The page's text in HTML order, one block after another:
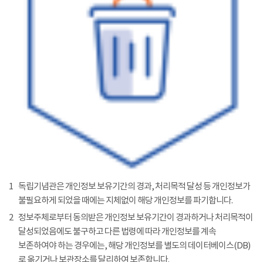
1 독립기념관은 개인정보 보유기간의 경과, 처리목적 달성 등 개인정보가
불필요하게 되었을 때에는 지체없이 해당 개인정보를 파기합니다.
2 정보주체로부터 동의받은 개인정보 보유기간이 경과하거나 처리목적이
달성되었음에도 불구하고 다른 법령에 따라 개인정보를 계속
보존하여야 하는 경우에는, 해당 개인정보를 별도의 데이터베이스(DB)
로 옮기거나 보관장소를 달리하여 보존합니다.